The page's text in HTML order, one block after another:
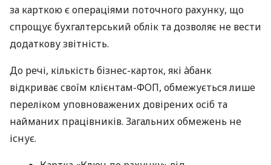
за карткою є операціями поточного рахунку, що
спрощує бухгалтерський облік та дозволяє не вести
додаткову звітність.
До речі, кількість бізнес-карток, які àбанк
відкриває своїм клієнтам-ФОП, обмежується лише
переліком уповноважених довірених осіб та
найманих працівників. Загальних обмежень не
існує.